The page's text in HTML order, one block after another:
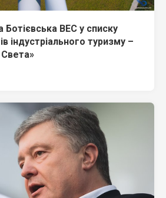
Ботієвська ВЕС у списку
індустріального туризму –